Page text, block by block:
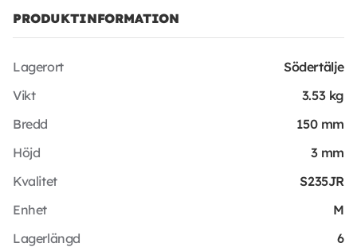
PRODUKTINFORMATION
Lagerort
Södertälje
Vikt
3.53 kg
Bredd
150 mm
Höjd
3 mm
Kvalitet
S235JR
Enhet
M
Lagerlängd
6